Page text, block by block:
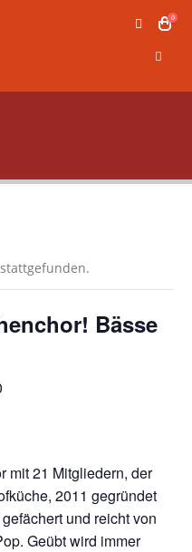
0
Bässe
mit 21 Mitgliedern, der
2011 gegründet
und reicht von
Geübt wird immer